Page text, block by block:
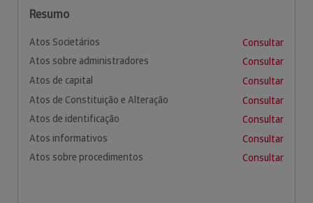
Resumo
Atos Societários
Consultar
Atos sobre administradores
Consultar
Atos de capital
Consultar
Atos de Constituição e Alteração
Consultar
Atos de identificação
Consultar
Atos informativos
Consultar
Atos sobre procedimentos
Consultar